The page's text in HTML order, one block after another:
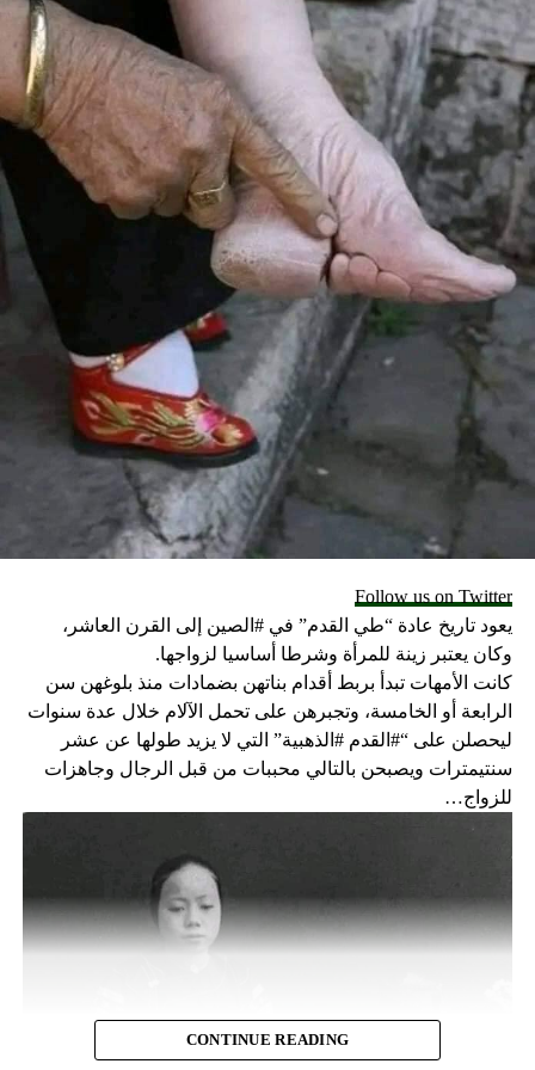
تسلحت سيمون، خلال فترة الانتظار التي بدت لها انها لا تنتهي،
بالايمان وبدعم الاصدقاء والعائلة شعرت بوجود يسوع.
وتلت تلك اللحظة تسعة أشهر تمكنت العائلة خلالها من الكفاح
والتعبير عن حبها للوقا. في بعض الأحيان يئست سيمون لسماعها
انه لن يعيش لكنها طلبت ان يقوم اللّه بما هو الأفضل له. “قال لنا
الكثيرون انه من الأفضل الاجهاض، لكنها لم تكن الحال. لما كنت
مرة لأفكر في ذلك.”
بين الأسبوعَين الـ٣٥ و٣٦ من الحمل شعرت سيمون بألم مبرح
في ركبتها. نُقلت الى المستشفى فشخص الطبيب تجلط الدم ما
استدعى اعطائها مضادات التخثر. كانت الجلطات على مقربة من
الفخد واحداها ممتد حتى شريان قريب من القلب.
“قال لي الطبيب: ابنك خلصك فالحمل يحدث ضغطاً ويمنع
الجلطات من التحرك. كنت لتكوني في حالة خطيرة جداً وحرجة
لولا ذلك.”
لم يكن الطبيب المعاين يعرف حال لوقا كما ولم يكن يعرف ان
عددا كبيرا من الناس نصح الأم بالإجهاض.
كانت العمليّة لتشكل خطرا كبيرا خاصةً خطر النزيف وبالتالي
المستوى الجسدي وحسب بل على المستوى النفسي: لكم من
الوقت سوف يبقى طفلها معها؟
Follow us on Twitter
يعود تاريخ عادة “طي القدم” في #الصين إلى القرن العاشر،
وكان يعتبر زينة للمرأة وشرطا أساسيا لزواجها.
كانت الأمهات تبدأ بربط أقدام بناتهن بضمادات منذ بلوغهن سن
الرابعة أو الخامسة، وتجبرهن على تحمل الآلام خلال عدة سنوات
ليحصلن على “#القدم #الذهبية” التي لا يزيد طولها عن عشر
سنتيمترات ويصبحن بالتالي محببات من قبل الرجال وجاهزات
للزواج…
CONTINUE READING